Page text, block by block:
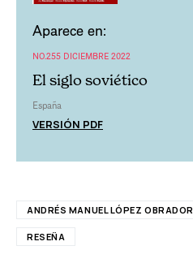
Aparece en:
NO.255 DICIEMBRE 2022
El siglo soviético
España
VERSIÓN PDF
ANDRÉS MANUEL LÓPEZ OBRADOR
RESEÑA